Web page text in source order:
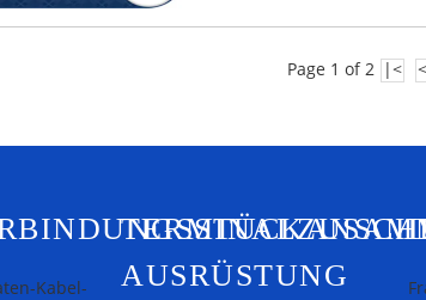
Page 1 of 2 |<
Kabel-
AUSRÜSTUNG